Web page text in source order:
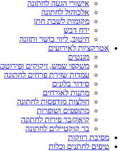
אישורי הגעה לחתונה
אלכוהול לחתונה
מקומות לשבת חתן
ירח דבש
חיטוב, ליווי כושר ותזונה
אטרקציות לאירועים
מגנטים
משקפי שמש, זיקוקים
עמדות שזירת פרחים לחתונה
סידור בלונים
מתנות לאורחים
חולצות מודפסות לחתונה
מתופפים ושופרות
קיאק/בר פירות לחתונה
בר קוקטיילים לחתונה
מסיבת רווקות
טיפים לחתנים וכלות